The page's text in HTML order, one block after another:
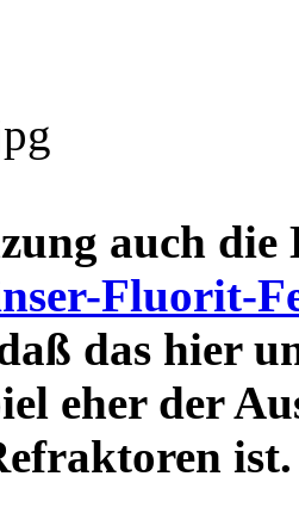
auch die
Fluorit-
das hier
eher der